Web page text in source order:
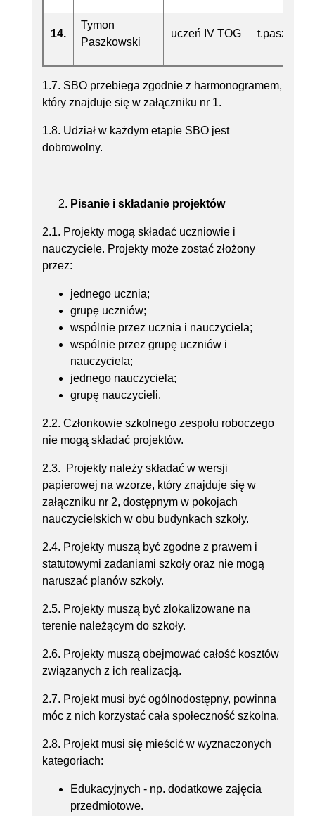
14.
Tymon
Paszkowski
uczeń IV TOG
1.7. SBO przebiega zgodnie z harmonogramem,
który znajduje się w załączniku nr 1.
1.8. Udział w każdym etapie SBO jest
dobrowolny.
Pisanie i składanie projektów
2.1. Projekty mogą składać uczniowie i
nauczyciele. Projekty może zostać złożony
przez:
jednego ucznia;
grupę uczniów;
wspólnie przez ucznia i nauczyciela;
wspólnie przez grupę uczniów i
nauczyciela;
jednego nauczyciela;
grupę nauczycieli.
2.2. Członkowie szkolnego zespołu roboczego
nie mogą składać projektów.
2.3. Projekty należy składać w wersji
papierowej na wzorze, który znajduje się w
załączniku nr 2, dostępnym w pokojach
nauczycielskich w obu budynkach szkoły.
2.4. Projekty muszą być zgodne z prawem i
statutowymi zadaniami szkoły oraz nie mogą
naruszać planów szkoły.
2.5. Projekty muszą być zlokalizowane na
terenie należącym do szkoły.
2.6. Projekty muszą obejmować całość kosztów
związanych z ich realizacją.
2.7. Projekt musi być ogólnodostępny, powinna
móc z nich korzystać cała społeczność szkolna.
2.8. Projekt musi się mieścić w wyznaczonych
kategoriach:
Edukacyjnych - np. dodatkowe zajęcia
przedmiotowe.